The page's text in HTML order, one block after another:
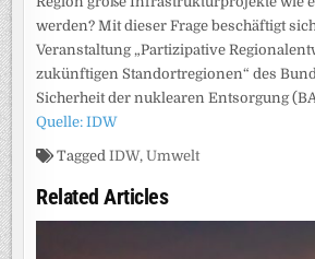
werden? Mit dieser Frage beschäftigt
Veranstaltung „Partizipative
zukünftigen Standortregionen“ des
Sicherheit der nuklearen Entsorgung
Quelle: IDW
TaggedIDW,Umwelt
Related Articles